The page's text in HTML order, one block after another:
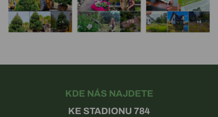
KDE NÁS NAJDETE
KE STADIONU 784